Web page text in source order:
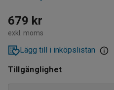
679 kr
exkl. moms
Lägg till i inköpslistan
Tillgänglighet